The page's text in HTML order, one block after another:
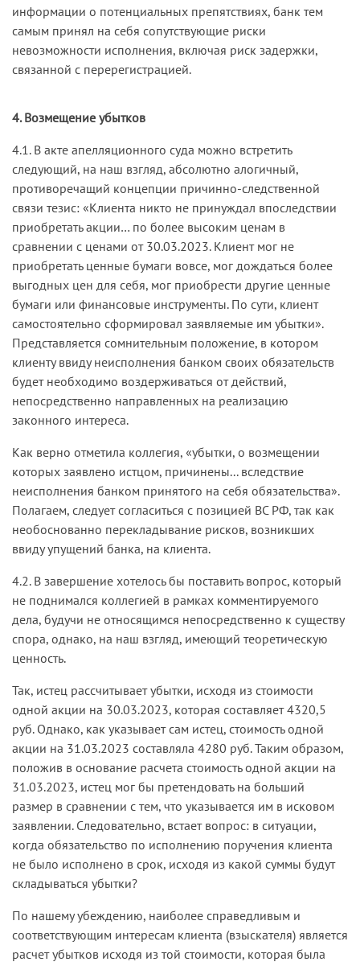
информации о потенциальных препятствиях, банк тем
самым принял на себя сопутствующие риски
невозможности исполнения, включая риск задержки,
связанной с перерегистрацией.
4. Возмещение убытков
4.1. В акте апелляционного суда можно встретить
следующий, на наш взгляд, абсолютно алогичный,
противоречащий концепции причинно-следственной
связи тезис: «Клиента никто не принуждал впоследствии
приобретать акции… по более высоким ценам в
сравнении с ценами от 30.03.2023. Клиент мог не
приобретать ценные бумаги вовсе, мог дождаться более
выгодных цен для себя, мог приобрести другие ценные
бумаги или финансовые инструменты. По сути, клиент
самостоятельно сформировал заявляемые им убытки».
Представляется сомнительным положение, в котором
клиенту ввиду неисполнения банком своих обязательств
будет необходимо воздерживаться от действий,
непосредственно направленных на реализацию
законного интереса.
Как верно отметила коллегия, «убытки, о возмещении
которых заявлено истцом, причинены... вследствие
неисполнения банком принятого на себя обязательства».
Полагаем, следует согласиться с позицией ВС РФ, так как
необоснованно перекладывание рисков, возникших
ввиду упущений банка, на клиента.
4.2. В завершение хотелось бы поставить вопрос, который
не поднимался коллегией в рамках комментируемого
дела, будучи не относящимся непосредственно к существу
спора, однако, на наш взгляд, имеющий теоретическую
ценность.
Так, истец рассчитывает убытки, исходя из стоимости
одной акции на 30.03.2023, которая составляет 4320,5
руб. Однако, как указывает сам истец, стоимость одной
акции на 31.03.2023 составляла 4280 руб. Таким образом,
положив в основание расчета стоимость одной акции на
31.03.2023, истец мог бы претендовать на больший
размер в сравнении с тем, что указывается им в исковом
заявлении. Следовательно, встает вопрос: в ситуации,
когда обязательство по исполнению поручения клиента
не было исполнено в срок, исходя из какой суммы будут
складываться убытки?
По нашему убеждению, наиболее справедливым и
соответствующим интересам клиента (взыскателя) является
расчет убытков исходя из той стоимости, которая была